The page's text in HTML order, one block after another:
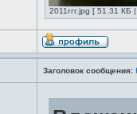
2011ггг.jpg [ 51.31 КБ
Заголовок сообщения: